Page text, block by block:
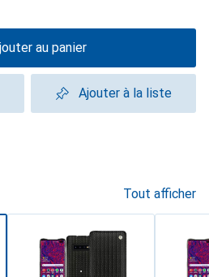
au panier
Ajouter à la liste
Tout afficher